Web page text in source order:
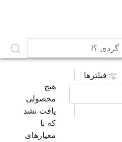
در دنبال چی می گردی ؟!
فیلترها
هیچ
محصولی
یافت نشد
که با
معیارهای